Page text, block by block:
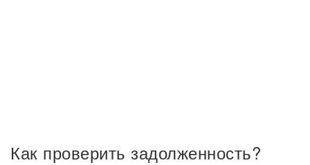
Как проверить задолженность?